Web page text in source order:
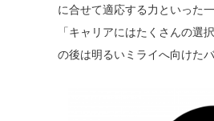
に合せて適応する力といった
「キャリアにはたくさんの選
の後は明るいミライへ向けた